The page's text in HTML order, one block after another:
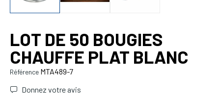
LOT DE 50 BOUGIES
CHAUFFE PLAT BLANC
Référence MTA489-7
Donnez votre avis